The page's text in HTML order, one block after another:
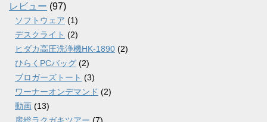
レビュー (97)
ソフトウェア (1)
デスクライト (2)
ヒダカ高圧洗浄機HK-1890 (2)
ひらくPCバッグ (2)
ブロガーズトート (3)
ワーナーオンデマンド (2)
動画 (13)